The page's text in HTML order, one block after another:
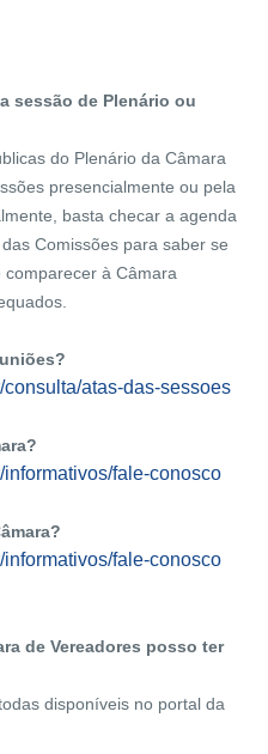
sessão de Plenário ou
do Plenário da Câmara
presencialmente ou pela
basta checar a agenda
Comissões para saber se
à Câmara
consulta/atas-das-sessoes
informativos/fale-conosco
informativos/fale-conosco
de Vereadores posso ter
disponíveis no portal da